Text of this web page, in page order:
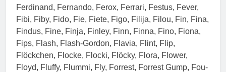
Ferdinand, Fernando, Ferox, Ferrari, Festus, Fever,
Fibi, Fiby, Fido, Fie, Fiete, Figo, Filija, Filou, Fin, Fina,
Findus, Fine, Finja, Finley, Finn, Finna, Fino, Fiona,
Fips, Flash, Flash-Gordon, Flavia, Flint, Flip,
Flöckchen, Flocke, Flocki, Flöcky, Flora, Flower,
Floyd, Fluffy, Flummi, Fly, Forrest, Forrest Gump, Fou-